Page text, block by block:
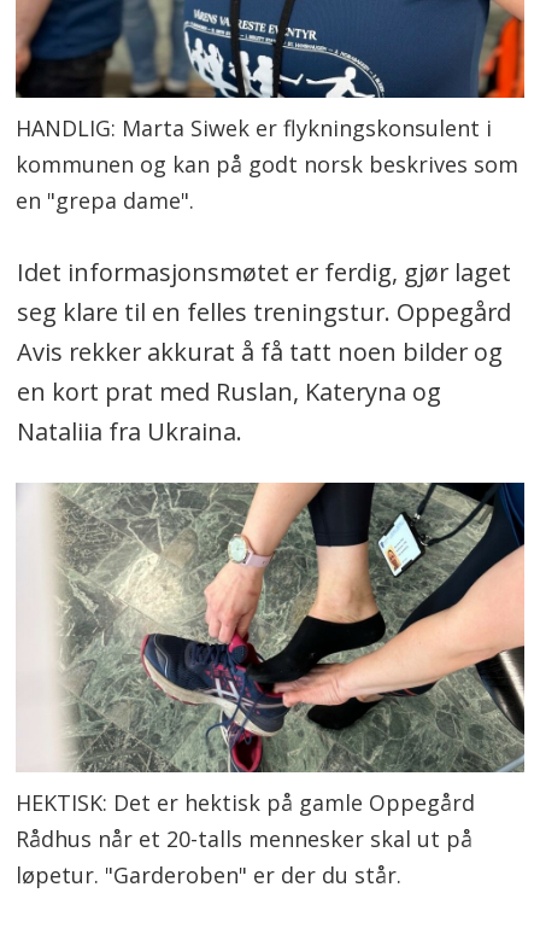
HANDLIG: Marta Siwek er flykningskonsulent i
kommunen og kan på godt norsk beskrives som
en "grepa dame".
Idet informasjonsmøtet er ferdig, gjør laget
seg klare til en felles treningstur. Oppegård
Avis rekker akkurat å få tatt noen bilder og
en kort prat med Ruslan, Kateryna og
Nataliia fra Ukraina.
HEKTISK: Det er hektisk på gamle Oppegård
Rådhus når et 20-talls mennesker skal ut på
løpetur. "Garderoben" er der du står.